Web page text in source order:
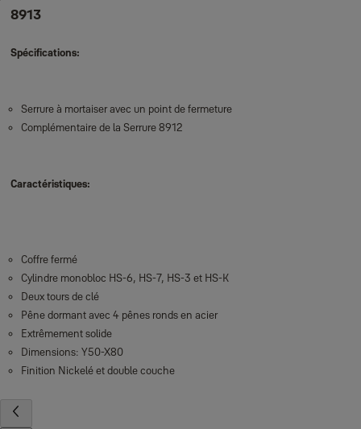
8913
Spécifications:
Serrure à mortaiser avec un point de fermeture
Complémentaire de la Serrure 8912
Caractéristiques:
Coffre fermé
Cylindre monobloc HS-6, HS-7, HS-3 et HS-K
Deux tours de clé
Pêne dormant avec 4 pênes ronds en acier
Extrêmement solide
Dimensions: Y50-X80
Finition Nickelé et double couche